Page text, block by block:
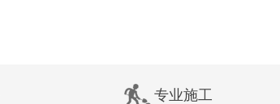
专业施工